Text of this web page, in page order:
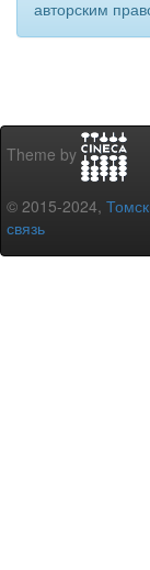
авторским
Theme by
© 2015-2024,
связь